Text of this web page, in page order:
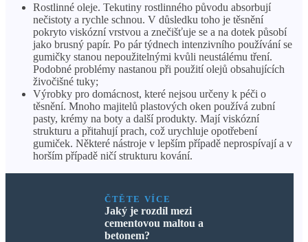
Rostlinné oleje. Tekutiny rostlinného původu absorbují
nečistoty a rychle schnou. V důsledku toho je těsnění
pokryto viskózní vrstvou a znečišťuje se a na dotek působí
jako brusný papír. Po pár týdnech intenzivního používání se
gumičky stanou nepoužitelnými kvůli neustálému tření.
Podobné problémy nastanou při použití olejů obsahujících
živočišné tuky;
Výrobky pro domácnost, které nejsou určeny k péči o
těsnění. Mnoho majitelů plastových oken používá zubní
pasty, krémy na boty a další produkty. Mají viskózní
strukturu a přitahují prach, což urychluje opotřebení
gumiček. Některé nástroje v lepším případě neprospívají a v
horším případě ničí strukturu kování.
ČTĚTE VÍCE
Jaký je rozdíl mezi
cementovou maltou a
betonem?